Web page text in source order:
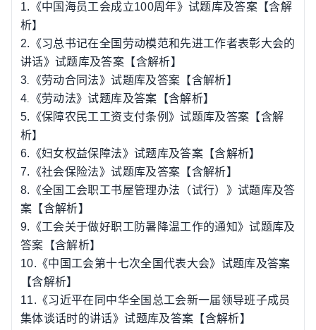
1. 《中国海员工会成立100周年》试题库及答案【含解
析】
2. 《习总书记在全国劳动模范和先进工作者表彰大会的
讲话》试题库及答案【含解析】
3.
《劳动合同法》试题库及答案【含解析】
4.
《劳动法》试题库及答案【含解析】
5. 《保障农民工工资支付条例》试题库及答案【含解
析】
6. 《妇女权益保障法》试题库及答案【含解析】
7. 《社会保险法》试题库及答案【含解析】
8. 《全国工会职工书屋管理办法（试行）》试题库及答
案【含解析】
9. 《工会关于做好职工防暑降温工作的通知》试题库及
答案【含解析】
10. 《中国工会第十七次全国代表大会》试题库及答案
【含解析】
11. 《习近平在同中华全国总工会新一届领导班子成员
集体谈话时的讲话》试题库及答案【含解析】